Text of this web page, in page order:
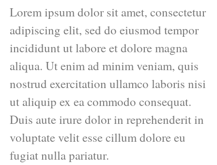
Lorem ipsum dolor sit amet, consectetur
adipiscing elit, sed do eiusmod tempor
incididunt ut labore et dolore magna
aliqua. Ut enim ad minim veniam, quis
nostrud exercitation ullamco laboris nisi
ut aliquip ex ea commodo consequat.
Duis aute irure dolor in reprehenderit in
voluptate velit esse cillum dolore eu
fugiat nulla pariatur.